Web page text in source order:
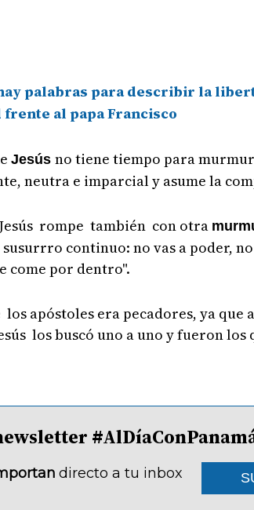
palabras para describir la
al papa Francisco
Jesúsno tiene tiempo para
neutra e imparcial y asume la
rompe también con otra
continuo: no vas a poder,
come por dentro".
apóstoles era pecadores, ya
los buscó uno a uno y fueron
directo a tu inbox